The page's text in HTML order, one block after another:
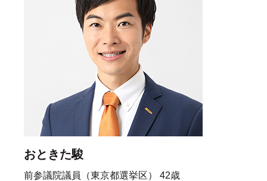
おときた駿
前参議院議員（東京都選挙区） 42歳